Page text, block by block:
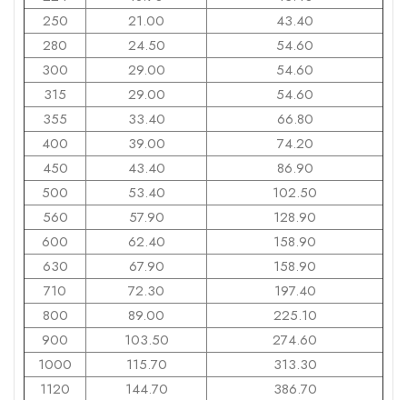
250
21.00
43.40
280
24.50
54.60
300
29.00
54.60
315
29.00
54.60
355
33.40
66.80
400
39.00
74.20
450
43.40
86.90
500
53.40
102.50
560
57.90
128.90
600
62.40
158.90
630
67.90
158.90
710
72.30
197.40
800
89.00
225.10
900
103.50
274.60
1000
115.70
313.30
1120
144.70
386.70